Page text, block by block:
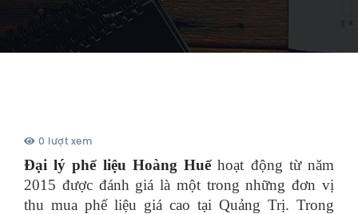
0 lượt xem
Đại lý phế liệu Hoàng Huếhoạt động từ năm
2015 được đánh giá là một trong những đơn vị
thu mua phế liệu giá cao tại Quảng Trị. Trong